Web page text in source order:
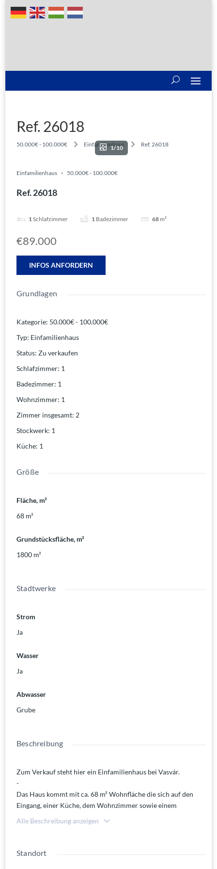
Ref. 26018
50.000€ - 100.000€ Einfamilienhaus Ref. 26018
1/10
Einfamilienhaus 50.000€ - 100.000€
Ref. 26018
1Schlafzimmer 1 Badezimmer 68 m²
€89.000
INFOS ANFORDERN
Grundlagen
Kategorie: 50.000€ - 100.000€
Typ: Einfamilienhaus
Status: Zu verkaufen
Schlafzimmer: 1
Badezimmer: 1
Wohnzimmer: 1
Zimmer insgesamt: 2
Stockwerk: 1
Küche: 1
Größe
Fläche, m²
68 m²
Grundstücksfläche, m²
1800 m²
Stadtwerke
Strom
Ja
Wasser
Ja
Abwasser
Grube
Beschreibung
Zum Verkauf steht hier ein Einfamilienhaus bei Vasvár.
-
Das Haus kommt mit ca. 68 m² Wohnfläche die sich auf den
Eingang, einer Küche, dem Wohnzimmer sowie einem
Der Boden im Wohnzimmer wird erneuert - die Fenster
Alle Beschreibung anzeigen
Standort